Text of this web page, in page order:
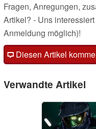
Fragen, Anregungen,
Artikel? - Uns
Anmeldung möglich)!
Diesen Artikel
Verwandte Artikel